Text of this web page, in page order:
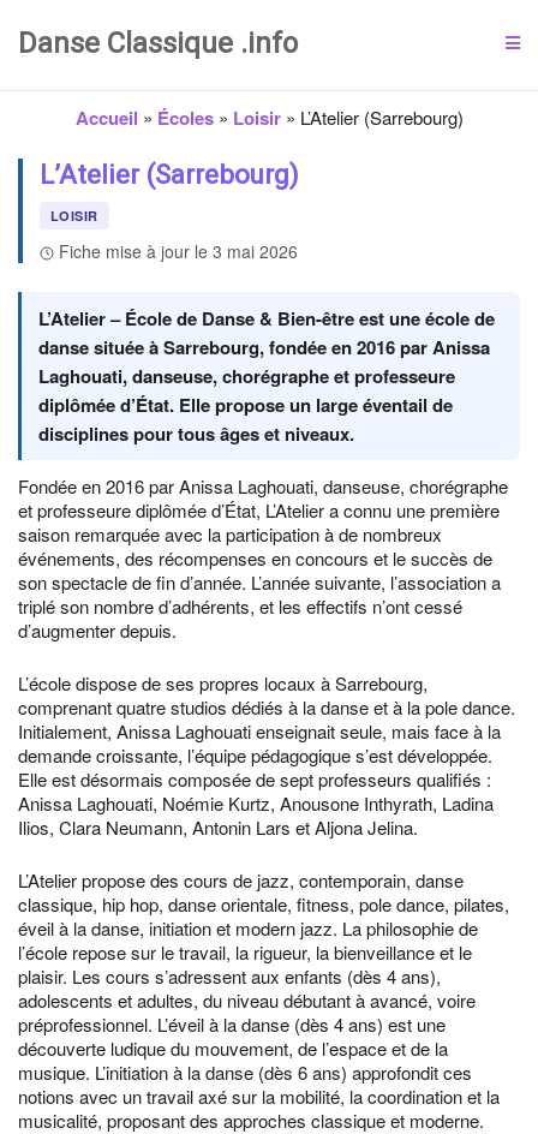
Danse Classique .info
Accueil » Écoles» Loisir» L’Atelier (Sarrebourg)
L’Atelier (Sarrebourg)
LOISIR
Fiche mise à jour le 3 mai 2026
L’Atelier – École de Danse & Bien-être est une école de
danse située à Sarrebourg, fondée en 2016 par Anissa
Laghouati, danseuse, chorégraphe et professeure
diplômée d’État. Elle propose un large éventail de
disciplines pour tous âges et niveaux.
Fondée en 2016 par Anissa Laghouati, danseuse, chorégraphe
et professeure diplômée d’État, L’Atelier a connu une première
saison remarquée avec la participation à de nombreux
événements, des récompenses en concours et le succès de
son spectacle de fin d’année. L’année suivante, l’association a
triplé son nombre d’adhérents, et les effectifs n’ont cessé
d’augmenter depuis.
L’école dispose de ses propres locaux à Sarrebourg,
comprenant quatre studios dédiés à la danse et à la pole dance.
Initialement, Anissa Laghouati enseignait seule, mais face à la
demande croissante, l’équipe pédagogique s’est développée.
Elle est désormais composée de sept professeurs qualifiés :
Anissa Laghouati, Noémie Kurtz, Anousone Inthyrath, Ladina
Ilios, Clara Neumann, Antonin Lars et Aljona Jelina.
L’Atelier propose des cours de jazz, contemporain, danse
classique, hip hop, danse orientale, fitness, pole dance, pilates,
éveil à la danse, initiation et modern jazz. La philosophie de
l’école repose sur le travail, la rigueur, la bienveillance et le
plaisir. Les cours s’adressent aux enfants (dès 4 ans),
adolescents et adultes, du niveau débutant à avancé, voire
préprofessionnel. L’éveil à la danse (dès 4 ans) est une
découverte ludique du mouvement, de l’espace et de la
musique. L’initiation à la danse (dès 6 ans) approfondit ces
notions avec un travail axé sur la mobilité, la coordination et la
musicalité, proposant des approches classique et moderne.